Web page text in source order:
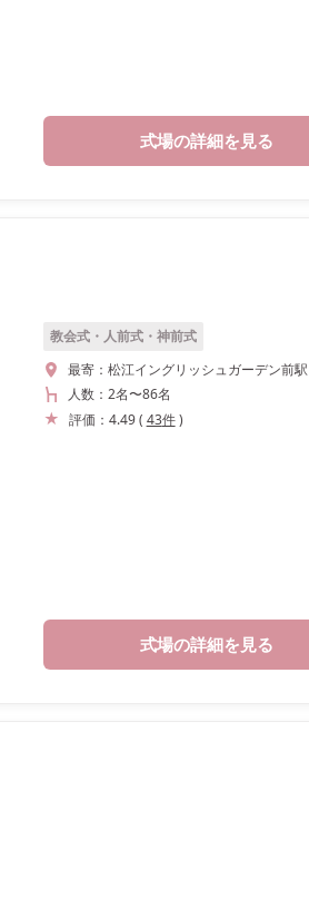
式場の詳細を見る
教会式・人前式・神前式
最寄： 松江イングリッシュガーデン前駅
人数： 2名〜86名
評価： 4.49( 43件)
式場の詳細を見る